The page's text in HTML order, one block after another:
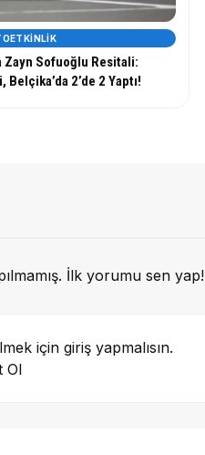
Zayn Sofuoğlu Resitali:
2’de 2 Yaptı!
İlk yorumu sen yap!
için giriş yapmalısın.
Ol